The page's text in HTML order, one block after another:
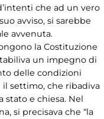
che ad un vero
avviso, si sarebbe
avvenuta.
la Costituzione
un impegno di
delle condizioni
settimo, che ribadiva
stato e chiesa. Nel
si precisava che “la